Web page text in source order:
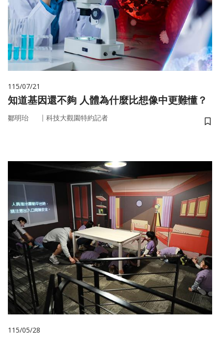
115/07/21
知道基因還不夠 人體為什麼比想像中更難懂？
鄒明珆 ｜ 科技大觀園特約記者
儲
115/05/28